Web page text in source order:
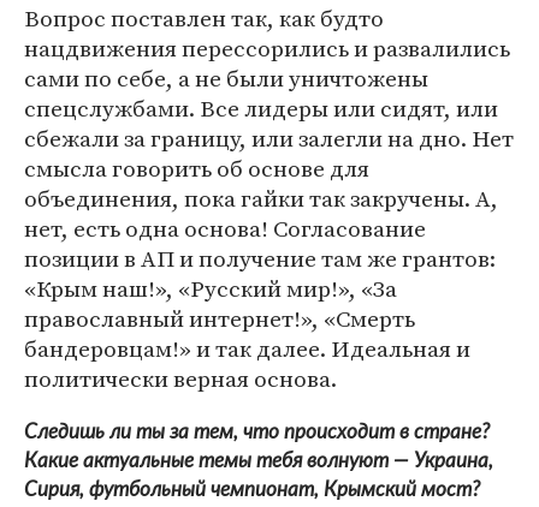
Вопрос поставлен так, как будто
нацдвижения перессорились и развалились
сами по себе, а не были уничтожены
спецслужбами. Все лидеры или сидят, или
сбежали за границу, или залегли на дно. Нет
смысла говорить об основе для
объединения, пока гайки так закручены. А,
нет, есть одна основа! Согласование
позиции в АП и получение там же грантов:
«Крым наш!», «Русский мир!», «За
православный интернет!», «Смерть
бандеровцам!» и так далее. Идеальная и
политически верная основа.
Следишь ли ты за тем, что происходит в стране?
Какие актуальные темы тебя волнуют — Украина,
Сирия, футбольный чемпионат, Крымский мост?